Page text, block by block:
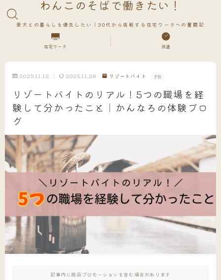
わんこのそばで働きたい！
愛犬との暮らしを優先したい｜30代から挑戦する在宅ワークへの奮闘記
在宅ワーク 派遣
2025.11.12 2025.11.28 リゾートバイト PR
リゾートバイトのリアル！5つの職場を経
験して分かったこと｜かんなろの体験ブロ
グ
記事内に商品プロモーションを含む場合があります